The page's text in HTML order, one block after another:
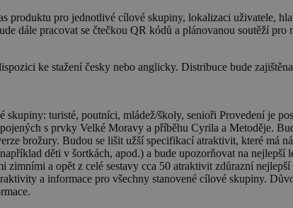
produktu pro jednotlivé cílové skupiny, lokalizaci uživatele,
dále pracovat se čtečkou QR kódů a plánovanou soutěží
ke stažení česky nebo anglicky. Distribuce bude
turisté, poutníci, mládež/školy, senioři Provedení je
s prvky Velké Moravy a příběhu Cyrila a Metoděje.
brožury. Budou se lišit užší specifikací atraktivit, které má
děti v šortkách, apod.) a bude upozorňovat na
a opět z celé sestavy cca 50 atraktivit zdůrazní
a informace pro všechny stanovené cílové skupiny.